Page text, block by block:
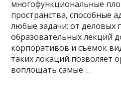
многофункциональные
пространства, способные
любые задачи: от деловых
образовательных лекций
корпоративов и съемок
таких локаций позволяет
воплощать самые …